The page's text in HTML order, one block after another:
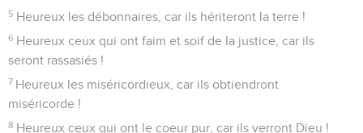
5 Heureux les débonnaires, car ils hériteront la terre !
6 Heureux ceux qui ont faim et soif de la justice, car ils
seront rassasiés !
7 Heureux les miséricordieux, car ils obtiendront
miséricorde !
8 Heureux ceux qui ont le coeur pur, car ils verront Dieu !